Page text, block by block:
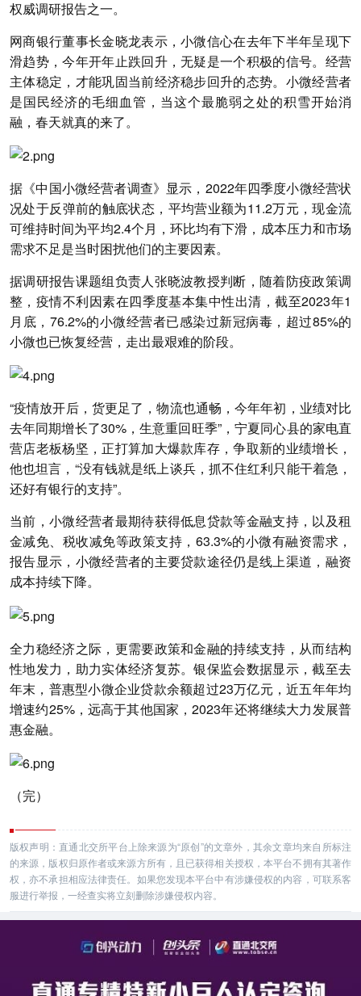
权威调研报告之一。
网商银行董事长金晓龙表示，小微信心在去年下半年呈现下
滑趋势，今年开年止跌回升，无疑是一个积极的信号。经营
主体稳定，才能巩固当前经济稳步回升的态势。小微经营者
是国民经济的毛细血管，当这个最脆弱之处的积雪开始消
融，春天就真的来了。
据《中国小微经营者调查》显示，2022年四季度小微经营状
况处于反弹前的触底状态，平均营业额为11.2万元，现金流
可维持时间为平均2.4个月，环比均有下滑，成本压力和市场
需求不足是当时困扰他们的主要因素。
据调研报告课题组负责人张晓波教授判断，随着防疫政策调
整，疫情不利因素在四季度基本集中性出清，截至2023年1
月底，76.2%的小微经营者已感染过新冠病毒，超过85%的
小微也已恢复经营，走出最艰难的阶段。
“疫情放开后，货更足了，物流也通畅，今年年初，业绩对比
去年同期增长了30%，生意重回旺季”，宁夏同心县的家电直
营店老板杨坚，正打算加大爆款库存，争取新的业绩增长，
他也坦言，“没有钱就是纸上谈兵，抓不住红利只能干着急，
还好有银行的支持”。
当前，小微经营者最期待获得低息贷款等金融支持，以及租
金减免、税收减免等政策支持，63.3%的小微有融资需求，
报告显示，小微经营者的主要贷款途径仍是线上渠道，融资
成本持续下降。
全力稳经济之际，更需要政策和金融的持续支持，从而结构
性地发力，助力实体经济复苏。银保监会数据显示，截至去
年末，普惠型小微企业贷款余额超过23万亿元，近五年年均
增速约25%，远高于其他国家，2023年还将继续大力发展普
惠金融。
（完）
版权声明：直通北交所平台上除来源为“原创”的文章外，其余文章均来自所标注
的来源，版权归原作者或来源方所有，且已获得相关授权，本平台不拥有其著作
权，亦不承担相应法律责任。如果您发现本平台中有涉嫌侵权的内容，可联系客
服进行举报，一经查实将立刻删除涉嫌侵权内容。